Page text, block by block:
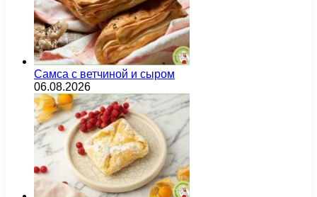
Самса с ветчиной и сыром
06.08.2026